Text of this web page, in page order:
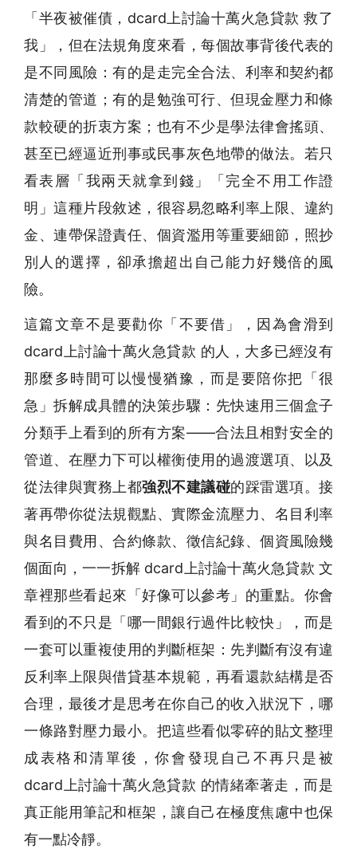
「半夜被催債，dcard上討論十萬火急貸款 救了
我」，但在法規角度來看，每個故事背後代表的
是不同風險：有的是走完全合法、利率和契約都
清楚的管道；有的是勉強可行、但現金壓力和條
款較硬的折衷方案；也有不少是學法律會搖頭、
甚至已經逼近刑事或民事灰色地帶的做法。若只
看表層「我兩天就拿到錢」「完全不用工作證
明」這種片段敘述，很容易忽略利率上限、違約
金、連帶保證責任、個資濫用等重要細節，照抄
別人的選擇，卻承擔超出自己能力好幾倍的風
險。
這篇文章不是要勸你「不要借」，因為會滑到
dcard上討論十萬火急貸款 的人，大多已經沒有
那麼多時間可以慢慢猶豫，而是要陪你把「很
急」拆解成具體的決策步驟：先快速用三個盒子
分類手上看到的所有方案——合法且相對安全的
管道、在壓力下可以權衡使用的過渡選項、以及
從法律與實務上都強烈不建議碰的踩雷選項。接
著再帶你從法規觀點、實際金流壓力、名目利率
與名目費用、合約條款、徵信紀錄、個資風險幾
個面向，一一拆解 dcard上討論十萬火急貸款 文
章裡那些看起來「好像可以參考」的重點。你會
看到的不只是「哪一間銀行過件比較快」，而是
一套可以重複使用的判斷框架：先判斷有沒有違
反利率上限與借貸基本規範，再看還款結構是否
合理，最後才是思考在你自己的收入狀況下，哪
一條路對壓力最小。把這些看似零碎的貼文整理
成表格和清單後，你會發現自己不再只是被
dcard上討論十萬火急貸款 的情緒牽著走，而是
真正能用筆記和框架，讓自己在極度焦慮中也保
有一點冷靜。